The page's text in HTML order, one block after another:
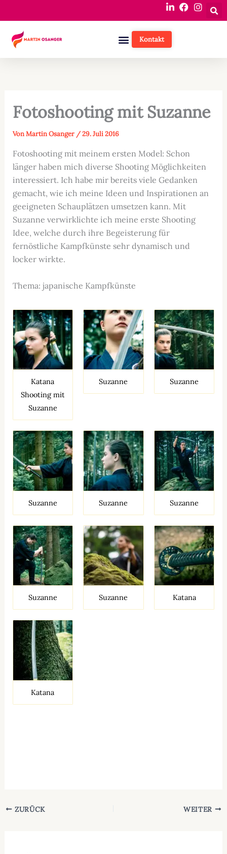
Inhalt
springen
Kontakt
Fotoshooting mit Suzanne
VonMartin Osanger /29. Juli 2016
Fotoshooting mit meinem ersten Model: Schon
länger haben mich diverse Shooting Möglichkeiten
interessiert. Ich habe mir bereits viele Gedanken
gemacht, wie ich meine Ideen und Inspirationen an
geeigneten Schauplätzen umsetzen kann. Mit
Suzanne verwirklichte ich meine erste Shooting
Idee, welche durch ihre Begeisterung für
fernöstliche Kampfkünste sehr dynamisch und
locker wirkte.
Thema: japanische Kampfkünste
Katana
Shooting mit
Suzanne
Suzanne Suzanne
Suzanne Suzanne Suzanne
Suzanne Suzanne Katana
Katana
ZURÜCK WEITER